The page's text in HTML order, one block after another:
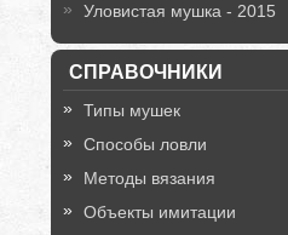
Уловистая мушка - 2015
СПРАВОЧНИКИ
Типы мушек
Способы ловли
Методы вязания
Объекты имитации